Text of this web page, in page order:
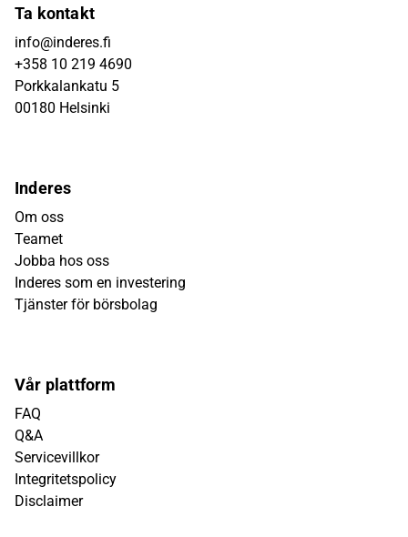
Ta kontakt
info@inderes.fi
+358 10 219 4690
Porkkalankatu 5
00180 Helsinki
Inderes
Om oss
Teamet
Jobba hos oss
Inderes som en investering
Tjänster för börsbolag
Vår plattform
FAQ
Q&A
Servicevillkor
Integritetspolicy
Disclaimer